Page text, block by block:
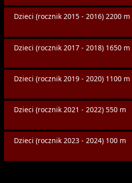
Dzieci (rocznik 2015 - 2016) 2200 m
Dzieci (rocznik 2017 - 2018) 1650 m
Dzieci (rocznik 2019 - 2020) 1100 m
Dzieci (rocznik 2021 - 2022) 550 m
Dzieci (rocznik 2023 - 2024) 100 m